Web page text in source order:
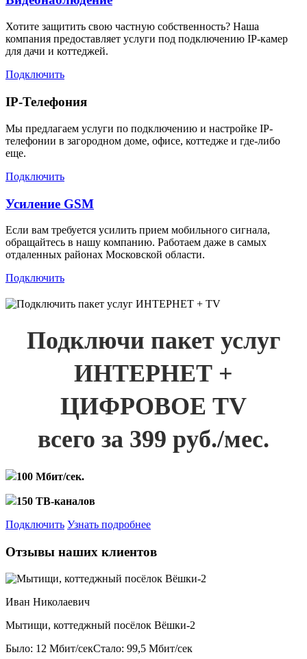
Хотите защитить свою частную собственность? Наша
компания предоставляет услуги под подключению IP-камер
для дачи и коттеджей.
Подключить
IP-Телефония
Мы предлагаем услуги по подключению и настройке IP-
телефонии в загородном доме, офисе, коттедже и где-либо
еще.
Подключить
Усиление GSM
Если вам требуется усилить прием мобильного сигнала,
обращайтесь в нашу компанию. Работаем даже в самых
отдаленных районах Московской области.
Подключить
Подключи пакет услуг
ИНТЕРНЕТ +
ЦИФРОВОЕ TV
всего за 399 руб./мес.
100 Мбит/сек.
150 ТВ-каналов
Подключить Узнать подробнее
Отзывы наших клиентов
Иван Николаевич
Мытищи, коттеджный посёлок Вёшки-2
Было: 12 Мбит/секСтало: 99,5 Мбит/сек